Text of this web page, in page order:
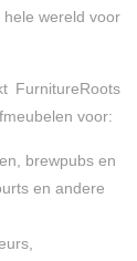
wereld voor
FurnitureRoots
voor:
brewpubs en
en andere